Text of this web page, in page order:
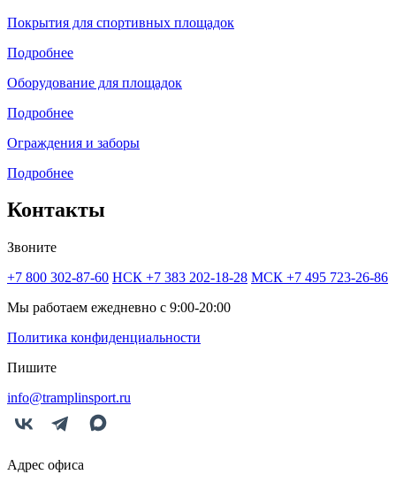
Покрытия для спортивных площадок
Подробнее
Оборудование для площадок
Подробнее
Ограждения и заборы
Подробнее
Контакты
Звоните
+7 800 302-87-60 НСК +7 383 202-18-28 МСК +7 495 723-26-86
Мы работаем ежедневно с 9:00-20:00
Политика конфиденциальности
Пишите
info@tramplinsport.ru
Адрес офиса